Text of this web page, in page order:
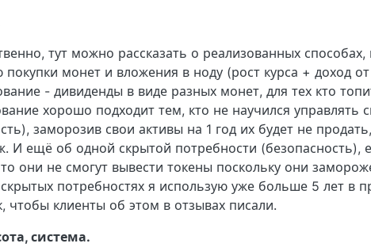
тут можно рассказать о реализованных
монет и вложения в ноду (рост курса + доход
- дивиденды в виде разных монет, для тех кто
хорошо подходит тем, кто не научился управлять
заморозив свои активы на 1 год их будет не
И ещё об одной скрытой потребности (безопасность),
то они не смогут вывести токены поскольку они
потребностях я использую уже больше 5 лет в
чтобы клиенты об этом в отзывах писали.
система.